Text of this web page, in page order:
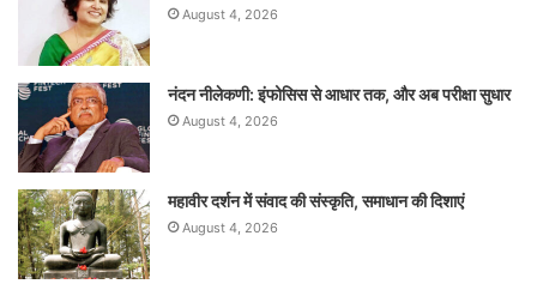
August 4, 2026
नंदन नीलेकणी: इंफोसिस से आधार तक, और अब परीक्षा सुधार
August 4, 2026
महावीर दर्शन में संवाद की संस्कृति, समाधान की दिशाएं
August 4, 2026